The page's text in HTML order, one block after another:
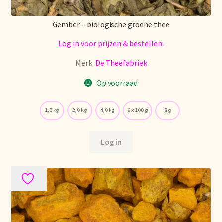
Nieuwsbrief
Nuestra visión del té
Onlineshop
Ordering and delivery time
Organic certificates
Our vision on tea
Gember – biologische groene thee
Log in voor prijzen & bestellen.
Merk: De Theefabriek
Op voorraad
1,0 kg 2,0 kg 4,0 kg 6 x 100 g 8 g
Log in